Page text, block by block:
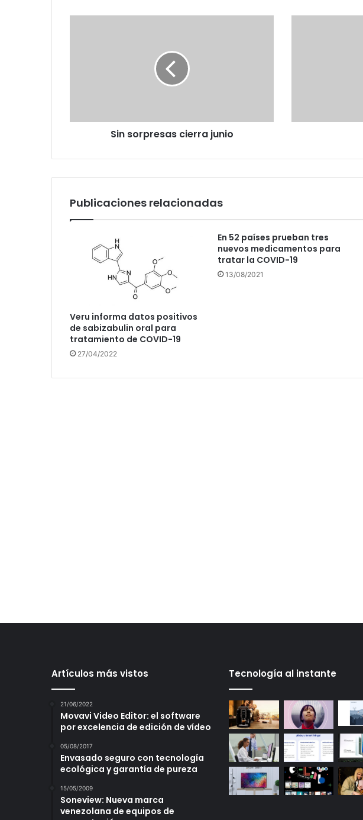
Sin sorpresas cierra junio
Publicaciones relacionadas
Veru informa datos positivos
de sabizabulin oral para
tratamiento de COVID-19
27/04/2022
En 52 países prueban tres
nuevos medicamentos para
tratar la COVID-19
13/08/2021
Artículos más vistos
21/06/2022
Movavi Video Editor: el software
por excelencia de edición de vídeo
05/08/2017
Envasado seguro con tecnología
ecológica y garantía de pureza
15/05/2009
Soneview: Nueva marca
venezolana de equipos de
Tecnología al instante